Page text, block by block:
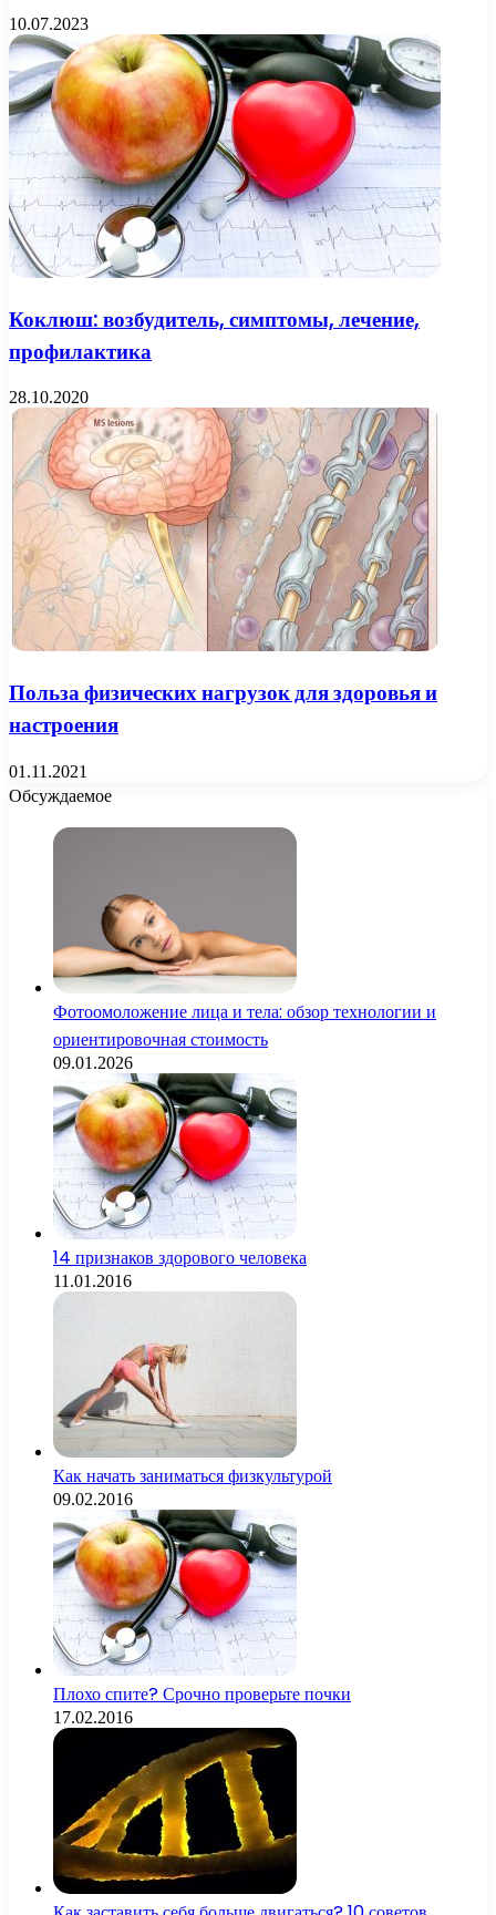
10.07.2023
Коклюш: возбудитель, симптомы, лечение,
профилактика
28.10.2020
Польза физических нагрузок для здоровья и
настроения
01.11.2021
Обсуждаемое
Фотоомоложение лица и тела: обзор технологии и
ориентировочная стоимость
09.01.2026
14 признаков здорового человека
11.01.2016
Как начать заниматься физкультурой
09.02.2016
Плохо спите? Срочно проверьте почки
17.02.2016